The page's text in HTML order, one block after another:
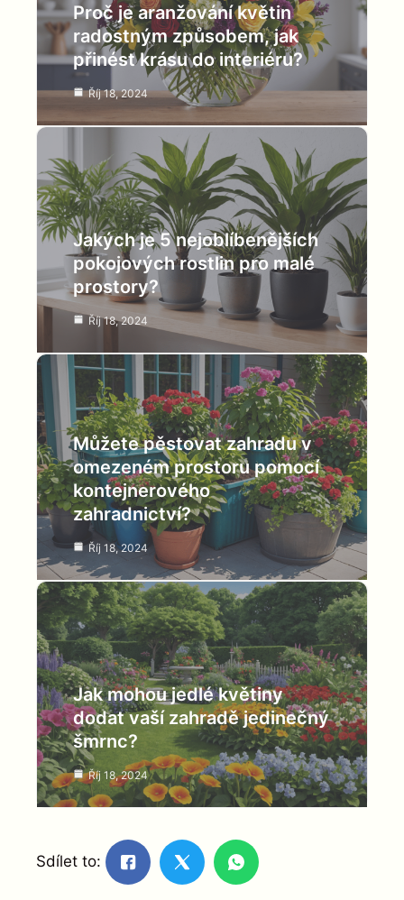
Proč je aranžování květin
radostným způsobem, jak
přinést krásu do interiéru?
Říj 18, 2024
Jakých je 5 nejoblíbenějších
pokojových rostlin pro malé
prostory?
Říj 18, 2024
Můžete pěstovat zahradu v
omezeném prostoru pomocí
kontejnerového
zahradnictví?
Říj 18, 2024
Jak mohou jedlé květiny
dodat vaší zahradě jedinečný
šmrnc?
Říj 18, 2024
Sdílet to: